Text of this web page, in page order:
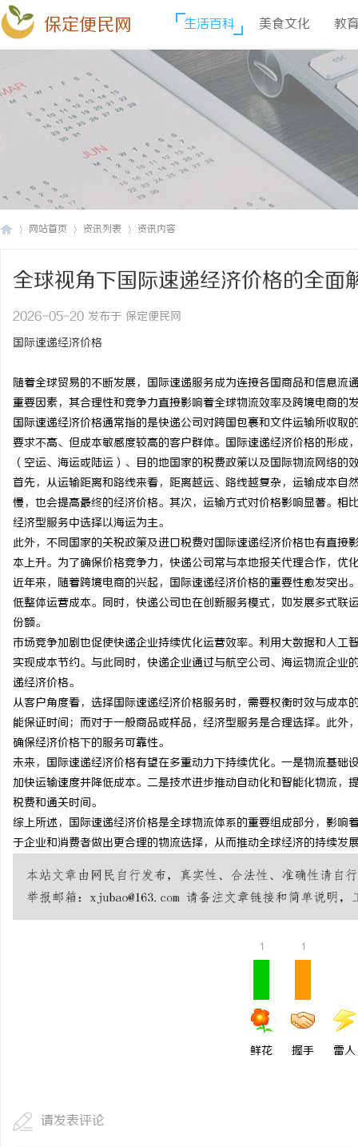
保定便民网 生活百科 美食文化 教
网站首页 资讯列表 资讯内容
全球视角下国际速递经济价格的全面
2026-05-20 发布于 保定便民网
国际速递经济价格
随着全球贸易的不断发展，国际速递服务成为连接各国商品和信息
重要因素，其合理性和竞争力直接影响着全球物流效率及跨境电商的
国际速递经济价格通常指的是快递公司对跨国包裹和文件运输所收
要求不高、但成本敏感度较高的客户群体。国际速递经济价格的形
（空运、海运或陆运）、目的地国家的税费政策以及国际物流网络的
首先，从运输距离和路线来看，距离越远、路线越复杂，运输成本
慢，也会提高最终的经济价格。其次，运输方式对价格影响显著。
经济型服务中选择以海运为主。
此外，不同国家的关税政策及进口税费对国际速递经济价格也有直
本上升。为了确保价格竞争力，快递公司常与本地报关代理合作，优
近年来，随着跨境电商的兴起，国际速递经济价格的重要性愈发突
低整体运营成本。同时，快递公司也在创新服务模式，如发展多式
份额。
市场竞争加剧也促使快递企业持续优化运营效率。利用大数据和人
实现成本节约。与此同时，快递企业通过与航空公司、海运物流企
递经济价格。
从客户角度看，选择国际速递经济价格服务时，需要权衡时效与成
能保证时间；而对于一般商品或样品，经济型服务是合理选择。此
确保经济价格下的服务可靠性。
未来，国际速递经济价格有望在多重动力下持续优化。一是物流基
加快运输速度并降低成本。二是技术进步推动自动化和智能化物流
税费和通关时间。
综上所述，国际速递经济价格是全球物流体系的重要组成部分，影
于企业和消费者做出更合理的物流选择，从而推动全球经济的持续发
1
鲜花
1
握手 雷人
请发表评论
选择